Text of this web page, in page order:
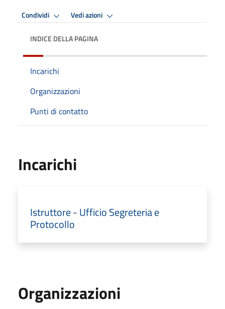
Condividi Vedi azioni
INDICE DELLA PAGINA
Incarichi
Organizzazioni
Punti di contatto
Incarichi
Istruttore - Ufficio Segreteria e
Protocollo
Organizzazioni